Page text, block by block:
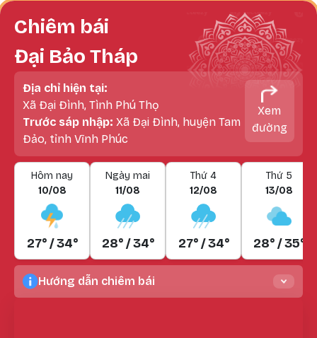
Chiêm bái
Đại Bảo Tháp
Địa chỉ hiện tại:
Xã Đại Đình, Tình Phú Thọ
Trước sáp nhập: Xã Đại Đình, huyện Tam
Đảo, tỉnh Vĩnh Phúc
Xem
đường
Hôm nay
10/08
27° / 34°
Ngày mai
11/08
28° / 34°
Thứ 4
12/08
27° / 34°
Thứ 5
13/08
28° / 35°
Hướng dẫn chiêm bái